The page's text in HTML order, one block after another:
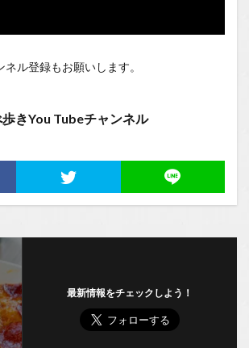
ル登録もお願いします。
きYou Tubeチャンネル
最新情報をチェックしよう！